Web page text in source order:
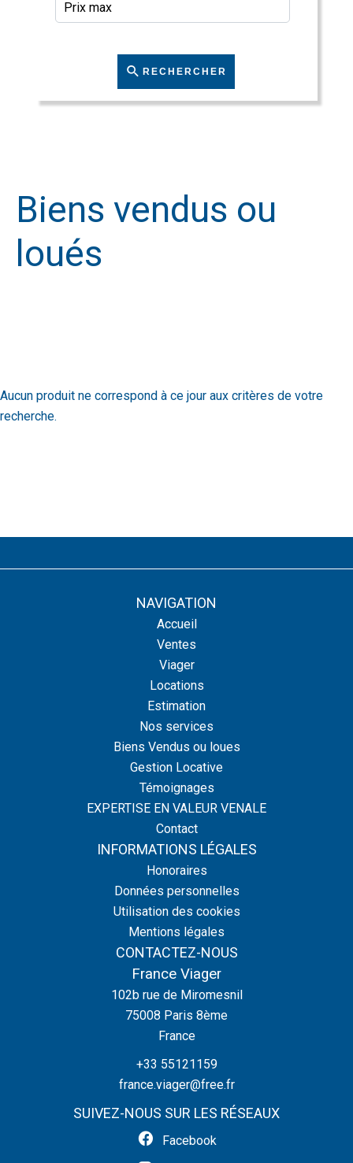
RECHERCHER
Biens vendus ou
loués
Aucun produit ne correspond à ce jour aux critères de votre
recherche.
NAVIGATION
Accueil
Ventes
Viager
Locations
Estimation
Nos services
Biens Vendus ou loues
Gestion Locative
Témoignages
EXPERTISE EN VALEUR VENALE
Contact
INFORMATIONS LÉGALES
Honoraires
Données personnelles
Utilisation des cookies
Mentions légales
CONTACTEZ-NOUS
France Viager
102b rue de Miromesnil
75008 Paris 8ème
France
+33 55121159
france.viager@free.fr
SUIVEZ-NOUS SUR LES RÉSEAUX
Facebook